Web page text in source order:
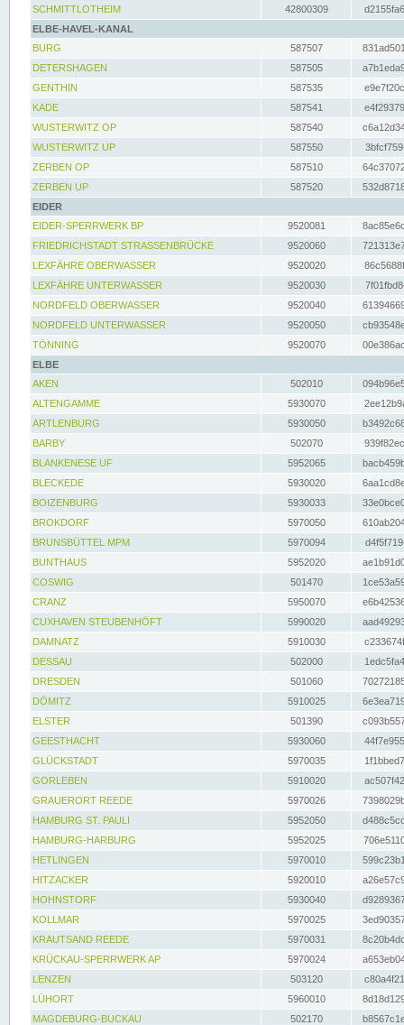
SCHMITTLOTHEIM
42800309
ELBE-HAVEL-KANAL
BURG
587507
DETERSHAGEN
587505
GENTHIN
587535
KADE
587541
WUSTERWITZ OP
587540
WUSTERWITZ UP
587550
ZERBEN OP
587510
ZERBEN UP
587520
EIDER
EIDER-SPERRWERK BP
9520081
FRIEDRICHSTADT STRASSENBRÜCKE
9520060
LEXFÄHRE OBERWASSER
9520020
LEXFÄHRE UNTERWASSER
9520030
NORDFELD OBERWASSER
9520040
NORDFELD UNTERWASSER
9520050
TÖNNING
9520070
ELBE
AKEN
502010
ALTENGAMME
5930070
ARTLENBURG
5930050
BARBY
502070
BLANKENESE UF
5952065
BLECKEDE
5930020
BOIZENBURG
5930033
BROKDORF
5970050
BRUNSBÜTTEL MPM
5970094
BUNTHAUS
5952020
COSWIG
501470
CRANZ
5950070
CUXHAVEN STEUBENHÖFT
5990020
DAMNATZ
5910030
DESSAU
502000
DRESDEN
501060
DÖMITZ
5910025
ELSTER
501390
GEESTHACHT
5930060
GLÜCKSTADT
5970035
GORLEBEN
5910020
GRAUERORT REEDE
5970026
HAMBURG ST. PAULI
5952050
HAMBURG-HARBURG
5952025
HETLINGEN
5970010
HITZACKER
5920010
HOHNSTORF
5930040
KOLLMAR
5970025
KRAUTSAND REEDE
5970031
KRÜCKAU-SPERRWERK AP
5970024
LENZEN
503120
LÜHORT
5960010
MAGDEBURG-BUCKAU
502170